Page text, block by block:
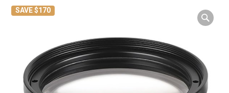
SAVE $170